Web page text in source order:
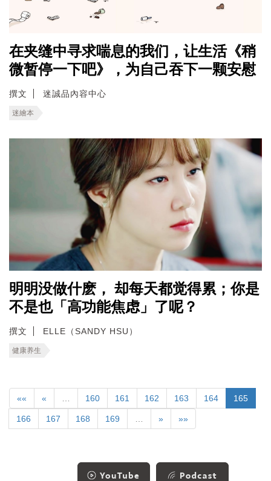
在夹缝中寻求喘息的我们，让生活《稍
微暂停一下吧》，为自己吞下一颗安慰
撰文 迷誠品內容中心
迷繪本
明明没做什麽， 却每天都觉得累；你是
不是也「高功能焦虑」了呢？
撰文 ELLE（SANDY HSU）
健康养生
«« « 160 161 162 163 164 165
166 167 168 169 » »»